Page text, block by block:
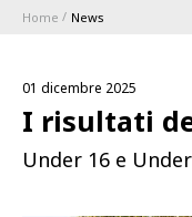
1896
Home News
01 dicembre 2025
I risultati
Under 16 e